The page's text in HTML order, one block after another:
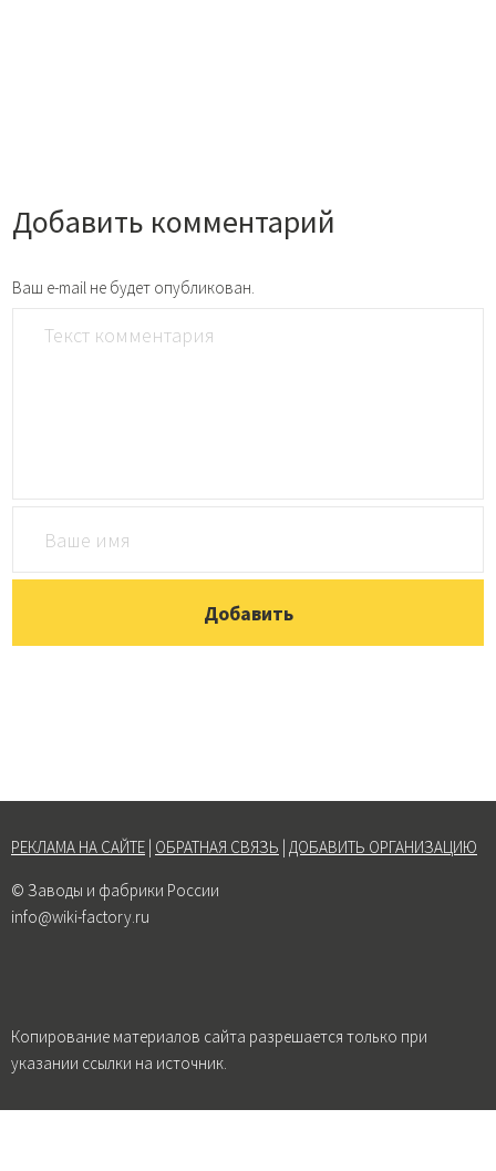
Добавить комментарий
Ваш e-mail не будет опубликован.
РЕКЛАМА НА САЙТЕ ОБРАТНАЯ СВЯЗЬ ДОБАВИТЬ ОРГАНИЗАЦИЮ
© Заводы и фабрики России
info@wiki-factory.ru
Копирование материалов сайта разрешается только при
указании ссылки на источник.